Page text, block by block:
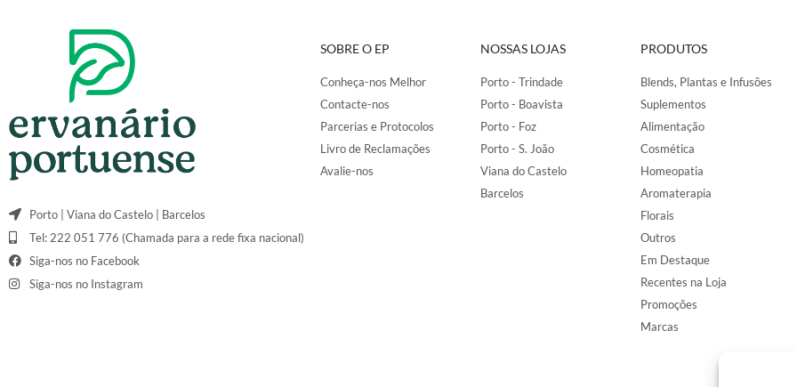
Porto | Viana do Castelo | Barcelos
Tel: 222 051 776 (Chamada para a rede fixa nacional)
Siga-nos no Facebook
Siga-nos no Instagram
SOBRE O EP
Conheça-nos Melhor
Contacte-nos
Parcerias e Protocolos
Livro de Reclamações
Avalie-nos
NOSSAS LOJAS
Porto - Trindade
Porto - Boavista
Porto - Foz
Porto - S. João
Viana do Castelo
Barcelos
PRODUTOS
Blends, Plantas e Infusões
Suplementos
Alimentação
Cosmética
Homeopatia
Aromaterapia
Florais
Outros
Em Destaque
Recentes na Loja
Promoções
Marcas